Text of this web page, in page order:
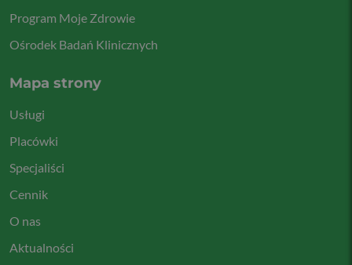
Program Moje Zdrowie
Ośrodek Badań Klinicznych
Mapa strony
Usługi
Placówki
Specjaliści
Cennik
O nas
Aktualności